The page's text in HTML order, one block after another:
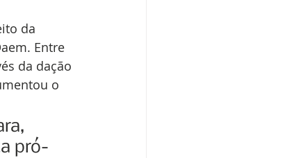
da
Entre
da dação
o
pró-